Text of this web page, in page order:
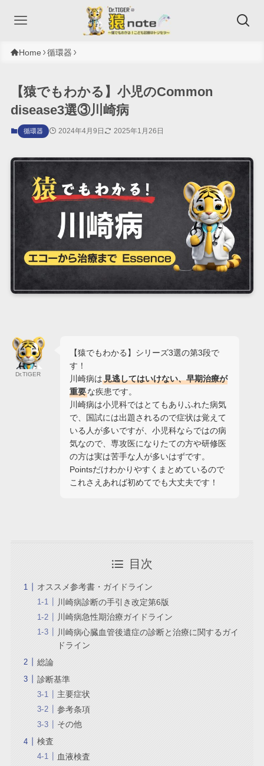
Home 循環器
【猿でもわかる】小児のCommon
disease3選③川崎病
循環器 2024年4月9日 2025年1月26日
Dr.TIGER
【猿でもわかる】シリーズ3選の第3段で
す！
川崎病は見逃してはいけない、早期治療が
重要な疾患です。
川崎病は小児科ではとてもありふれた病気
で、国試には出題されるので症状は覚えて
いる人が多いですが、小児科ならではの病
気なので、専攻医になりたての方や研修医
の方は実は苦手な人が多いはずです。
Pointsだけわかりやすくまとめているので
これさえあれば初めてでも大丈夫です！
目次
オススメ参考書・ガイドライン
川崎病診断の手引き改定第6版
川崎病急性期治療ガイドライン
川崎病心臓血管後遺症の診断と治療に関するガイ
ドライン
総論
診断基準
主要症状
参考条項
その他
検査
血液検査